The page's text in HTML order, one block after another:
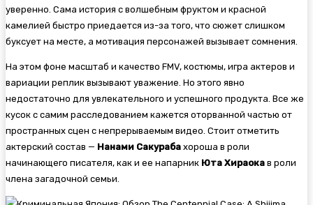
уверенно. Сама история с волшебным фруктом и красной
камелией быстро приедается из-за того, что сюжет слишком
буксует на месте, а мотивация персонажей вызывает сомнения.
На этом фоне масштаб и качество FMV, костюмы, игра актеров и
вариации реплик вызывают уважение. Но этого явно
недостаточно для увлекательного и успешного продукта. Все же
кусок с самим расследованием кажется оторванной частью от
пространных сцен с непрерываемым видео. Стоит отметить
актерский состав — Нанами Сакураба хороша в роли
начинающего писателя, как и ее напарник Юта Хираока в роли
члена загадочной семьи.